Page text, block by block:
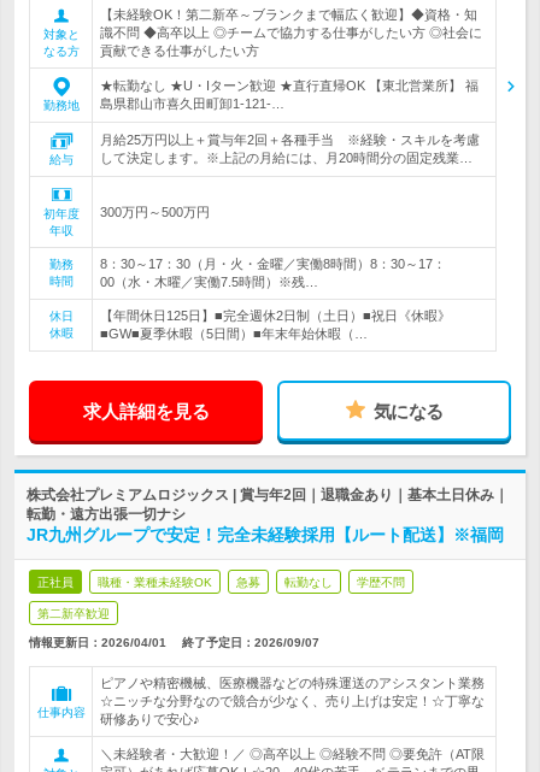
対象と
なる方
【未経験OK！第二新卒～ブランクまで幅広く歓迎】◆資格・知
識不問 ◆高卒以上 ◎チームで協力する仕事がしたい方 ◎社会に
貢献できる仕事がしたい方
勤務地
★転勤なし ★U・Iターン歓迎 ★直行直帰OK 【東北営業所】 福
島県郡山市喜久田町卸1-121-…
給与
月給25万円以上＋賞与年2回＋各種手当 ※経験・スキルを考慮
して決定します。※上記の月給には、月20時間分の固定残業…
初年度
年収
300万円～500万円
勤務
時間
8：30～17：30（月・火・金曜／実働8時間）8：30～17：
00（水・木曜／実働7.5時間）※残…
休日
休暇
【年間休日125日】■完全週休2日制（土日）■祝日《休暇》
■GW■夏季休暇（5日間）■年末年始休暇（…
求人詳細を見る 気になる
株式会社プレミアムロジックス | 賞与年2回｜退職金あり｜基本土日休み｜
転勤・遠方出張一切ナシ
JR九州グループで安定！完全未経験採用【ルート配送】※福岡
正社員 職種・業種未経験OK 急募 転勤なし 学歴不問
第二新卒歓迎
情報更新日：2026/04/01 終了予定日： 2026/09/07
仕事内容
ピアノや精密機械、医療機器などの特殊運送のアシスタント業務
☆ニッチな分野なので競合が少なく、売り上げは安定！☆丁寧な
研修ありで安心♪
＼未経験者・大歓迎！／ ◎高卒以上 ◎経験不問 ◎要免許（AT限